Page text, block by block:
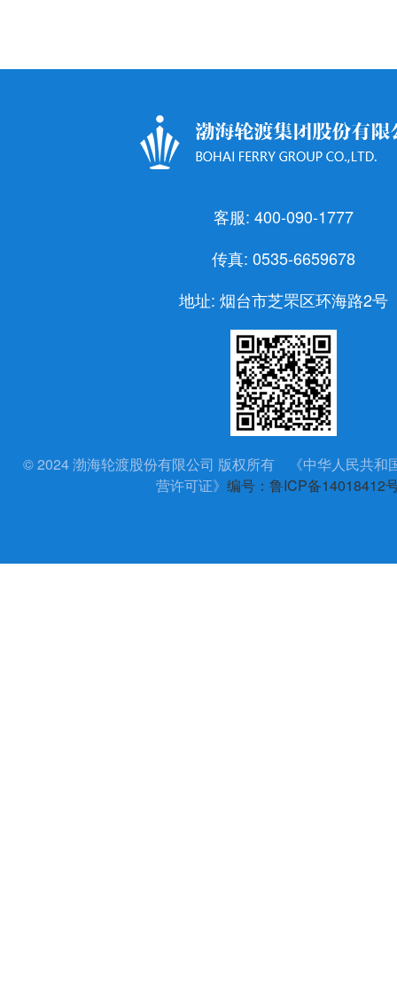
客服: 400-090-1777
传真: 0535-6659678
地址: 烟台市芝罘区环海路2号
© 2024 渤海轮渡股份有限公司 版权所有 《中华人民共和
营许可证》 编号：鲁ICP备14018412